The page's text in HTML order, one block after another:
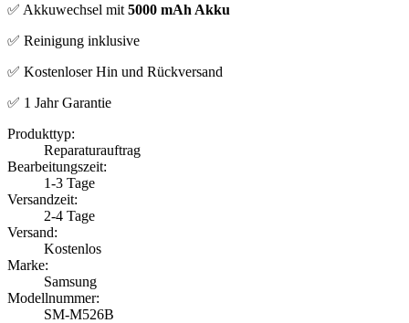
✅ Akkuwechsel mit 5000 mAh Akku
✅ Reinigung inklusive
✅ Kostenloser Hin und Rückversand
✅ 1 Jahr Garantie
Produkttyp:
Reparaturauftrag
Bearbeitungszeit:
1-3 Tage
Versandzeit:
2-4 Tage
Versand:
Kostenlos
Marke:
Samsung
Modellnummer:
SM-M526B